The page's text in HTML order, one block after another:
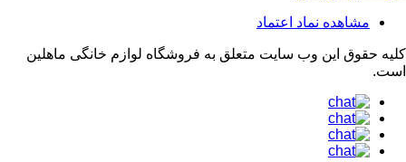
مشاهده نماد اعتماد
کلیه حقوق این وب سایت متعلق به فروشگاه لوازم خانگی ماهلین
است.